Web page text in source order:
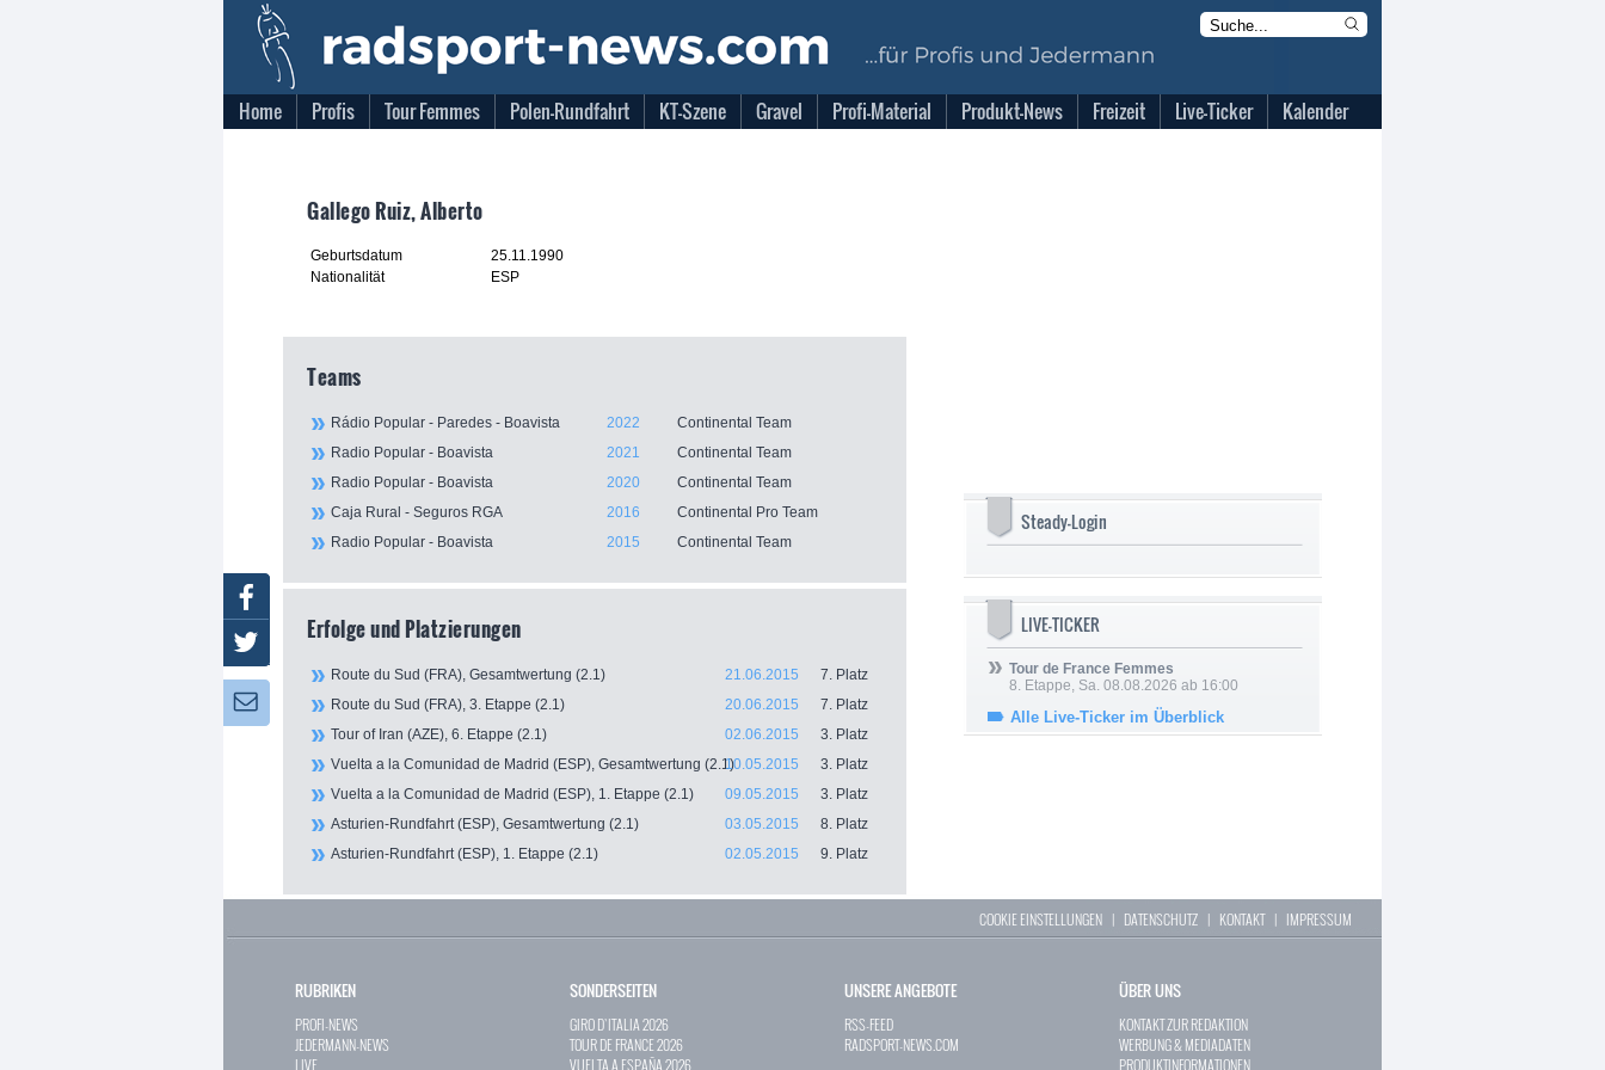
Home Profis Tour Femmes Polen-Rundfahrt KT-Szene Gravel Profi-Material Produkt-News Freizeit Live-Ticker Kalender
Gallego Ruiz, Alberto
Geburtsdatum
25.11.1990
Nationalität
ESP
Teams
Rádio Popular - Paredes - Boavista 2022
Continental Team
Radio Popular - Boavista
2021
Continental Team
Radio Popular - Boavista
2020
Continental Team
Caja Rural - Seguros RGA
2016
Continental Pro Team
Radio Popular - Boavista
2015 Continental Team
Erfolge und Platzierungen
Route du Sud (FRA), Gesamtwertung (2.1) 7. Platz
21.06.2015
Route du Sud (FRA), 3. Etappe (2.1)
7. Platz
20.06.2015
Tour of Iran (AZE), 6. Etappe (2.1)
3. Platz
02.06.2015
Vuelta a la Comunidad de Madrid (ESP), Gesamtwertung (2.1)
3. Platz
10.05.2015
Vuelta a la Comunidad de Madrid (ESP), 1. Etappe (2.1)
3. Platz
09.05.2015
Asturien-Rundfahrt (ESP), Gesamtwertung (2.1)
8. Platz
03.05.2015
Asturien-Rundfahrt (ESP), 1. Etappe (2.1)
9. Platz
02.05.2015
Steady-Login
LIVE-TICKER
Tour de France Femmes
8. Etappe, Sa. 08.08.2026 ab 16:00
Alle Live-Ticker im Überblick
Twitter
Newsletter:
COOKIE EINSTELLUNGEN | DATENSCHUTZ | KONTAKT| IMPRESSUM
RUBRIKEN
PROFI-NEWS
JEDERMANN-NEWS
LIVE
SONDERSEITEN
GIRO D`ITALIA 2026
TOUR DE FRANCE 2026
VUELTA A ESPAÑA 2026
UNSERE ANGEBOTE
RSS-FEED
RADSPORT-NEWS.COM
ÜBER UNS
KONTAKT ZUR REDAKTION
WERBUNG & MEDIADATEN
PRODUKTINFORMATIONEN